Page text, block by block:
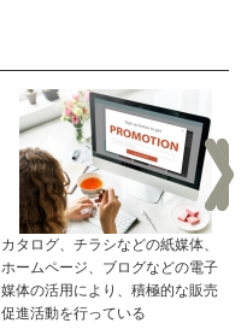
カタログ、チラシなどの紙媒体、
ホームページ、ブログなどの電子
媒体の活用により、積極的な販売
促進活動を行っている